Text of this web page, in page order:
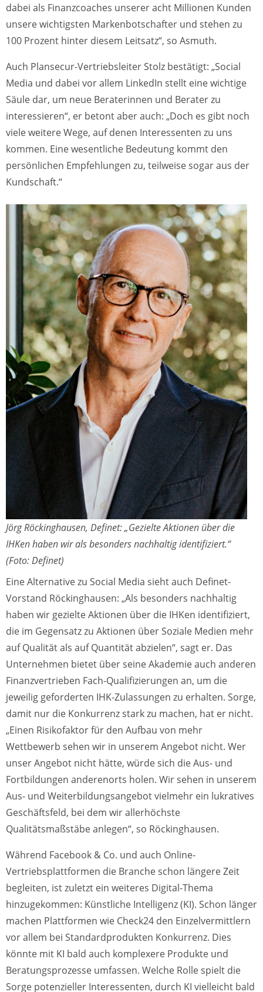
dabei als Finanzcoaches unserer acht Millionen Kunden
unsere wichtigsten Markenbotschafter und stehen zu
100 Prozent hinter diesem Leitsatz“, so Asmuth.
Auch Plansecur-Vertriebsleiter Stolz bestätigt: „Social
Media und dabei vor allem LinkedIn stellt eine wichtige
Säule dar, um neue Beraterinnen und Berater zu
interessieren“, er betont aber auch: „Doch es gibt noch
viele weitere Wege, auf denen Interessenten zu uns
kommen. Eine wesentliche Bedeutung kommt den
persönlichen Empfehlungen zu, teilweise sogar aus der
Kundschaft.“
Jörg Röckinghausen, Definet: „Gezielte Aktionen über die
IHKen haben wir als besonders nachhaltig identifiziert.“
(Foto: Definet)
Eine Alternative zu Social Media sieht auch Definet-
Vorstand Röckinghausen: „Als besonders nachhaltig
haben wir gezielte Aktionen über die IHKen identifiziert,
die im Gegensatz zu Aktionen über Soziale Medien mehr
auf Qualität als auf Quantität abzielen“, sagt er. Das
Unternehmen bietet über seine Akademie auch anderen
Finanzvertrieben Fach-Qualifizierungen an, um die
jeweilig geforderten IHK-Zulassungen zu erhalten. Sorge,
damit nur die Konkurrenz stark zu machen, hat er nicht.
„Einen Risikofaktor für den Aufbau von mehr
Wettbewerb sehen wir in unserem Angebot nicht. Wer
unser Angebot nicht hätte, würde sich die Aus- und
Fortbildungen anderenorts holen. Wir sehen in unserem
Aus- und Weiterbildungsangebot vielmehr ein lukratives
Geschäftsfeld, bei dem wir allerhöchste
Qualitätsmaßstäbe anlegen“, so Röckinghausen.
Während Facebook & Co. und auch Online-
Vertriebsplattformen die Branche schon längere Zeit
begleiten, ist zuletzt ein weiteres Digital-Thema
hinzugekommen: Künstliche Intelligenz (KI). Schon länger
machen Plattformen wie Check24 den Einzelvermittlern
vor allem bei Standardprodukten Konkurrenz. Dies
könnte mit KI bald auch komplexere Produkte und
Beratungsprozesse umfassen. Welche Rolle spielt die
Sorge potenzieller Interessenten, durch KI vielleicht bald